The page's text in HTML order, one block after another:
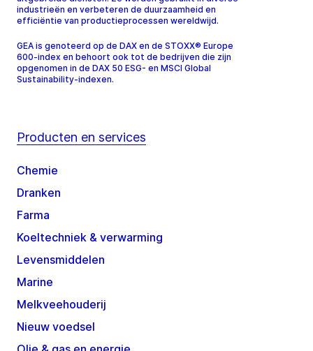
industrieën en verbeteren de duurzaamheid en
efficiëntie van productieprocessen wereldwijd.
GEA is genoteerd op de DAX en de STOXX® Europe
600-index en behoort ook tot de bedrijven die zijn
opgenomen in de DAX 50 ESG- en MSCI Global
Sustainability-indexen.
Producten en services
Chemie
Dranken
Farma
Koeltechniek & verwarming
Levensmiddelen
Marine
Melkveehouderij
Nieuw voedsel